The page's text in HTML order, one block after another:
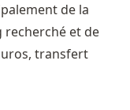
de la
et de
transfert